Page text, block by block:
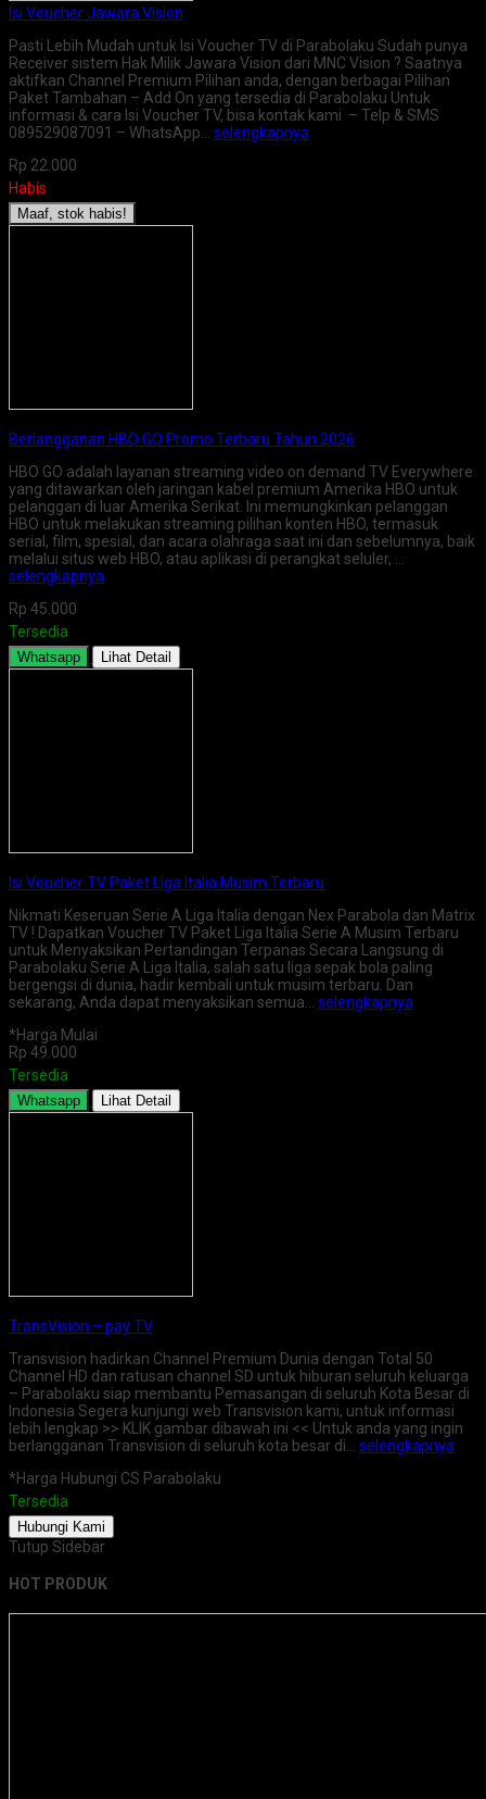
Isi Voucher Jawara Vision
Pasti Lebih Mudah untuk Isi Voucher TV di Parabolaku Sudah punya
Receiver sistem Hak Milik Jawara Vision dari MNC Vision ? Saatnya
aktifkan Channel Premium Pilihan anda, dengan berbagai Pilihan
Paket Tambahan – Add On yang tersedia di Parabolaku Untuk
informasi & cara Isi Voucher TV, bisa kontak kami – Telp & SMS
089529087091 – WhatsApp… selengkapnya
Rp 22.000
Habis
Maaf, stok habis!
Berlangganan HBO GO Promo Terbaru Tahun 2026
HBO GO adalah layanan streaming video on demand TV Everywhere
yang ditawarkan oleh jaringan kabel premium Amerika HBO untuk
pelanggan di luar Amerika Serikat. Ini memungkinkan pelanggan
HBO untuk melakukan streaming pilihan konten HBO, termasuk
serial, film, spesial, dan acara olahraga saat ini dan sebelumnya, baik
melalui situs web HBO, atau aplikasi di perangkat seluler, …
selengkapnya
Rp 45.000
Tersedia
Whatsapp Lihat Detail
Isi Voucher TV Paket Liga Italia Musim Terbaru
Nikmati Keseruan Serie A Liga Italia dengan Nex Parabola dan Matrix
TV ! Dapatkan Voucher TV Paket Liga Italia Serie A Musim Terbaru
untuk Menyaksikan Pertandingan Terpanas Secara Langsung di
Parabolaku Serie A Liga Italia, salah satu liga sepak bola paling
bergengsi di dunia, hadir kembali untuk musim terbaru. Dan
sekarang, Anda dapat menyaksikan semua… selengkapnya
*Harga Mulai
Rp 49.000
Tersedia
Whatsapp Lihat Detail
TransVision – pay TV
Transvision hadirkan Channel Premium Dunia dengan Total 50
Channel HD dan ratusan channel SD untuk hiburan seluruh keluarga
– Parabolaku siap membantu Pemasangan di seluruh Kota Besar di
Indonesia Segera kunjungi web Transvision kami, untuk informasi
lebih lengkap >> KLIK gambar dibawah ini << Untuk anda yang ingin
berlangganan Transvision di seluruh kota besar di… selengkapnya
*Harga Hubungi CS Parabolaku
Tersedia
Hubungi Kami
Tutup Sidebar
HOT PRODUK